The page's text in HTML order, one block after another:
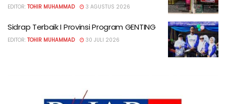
EDITOR: TOHIR MUHAMMAD 3 AGUSTUS 2026
Sidrap Terbaik I Provinsi Program GENTING
EDITOR: TOHIR MUHAMMAD 30 JULI 2026